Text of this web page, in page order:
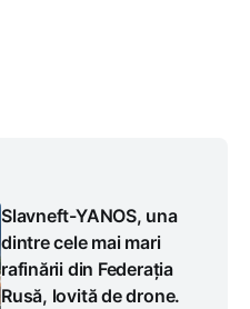
Slavneft-YANOS, una
dintre cele mai mari
rafinării din Federația
Rusă, lovită de drone.